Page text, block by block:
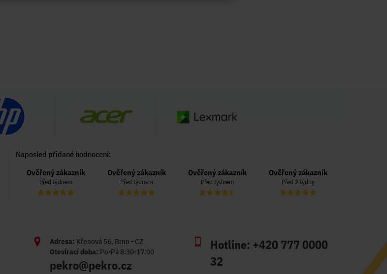
Naposled přidané hodnocení:
Ověřený zákazník
Před týdnem
Ověřený zákazník
Před týdnem
Ověřený zákazník
Před týdnem
Ověřený zákazník
Před 2 týdny
Adresa: Křenová 56, Brno - CZ
Otevírací doba: Po-Pá 8:30-17:00
pekro@pekro.cz
Hotline: +420 777 0000
32